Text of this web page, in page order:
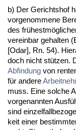
b) Der Ge­richts­hof
vor­ge­nom­me­ne
des
ver­ein­bar ge­hal­ten
[Odar], Rn. 54).
doch nicht stützen.
Ab­fin­dung von
für an­de­re
muss. Ei­ne sol­che
vor­ge­nann­ten
sind
keit ei­ner